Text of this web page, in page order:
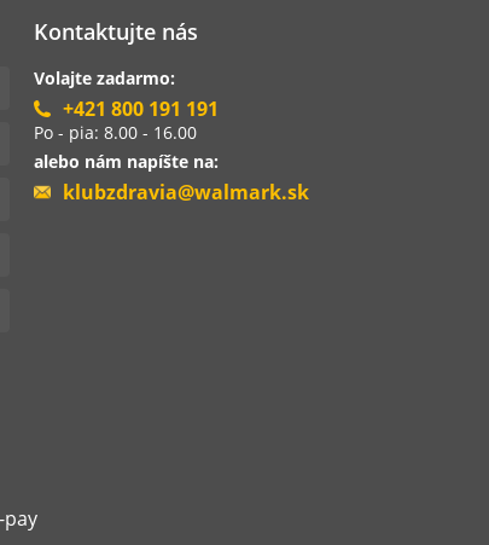
Kontaktujte nás
Volajte zadarmo:
+421 800 191 191
Po - pia: 8.00 - 16.00
alebo nám napíšte na:
klubzdravia@walmark.sk